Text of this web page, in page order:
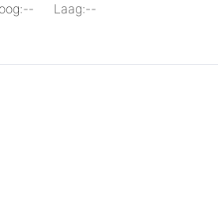
:-- Laag:--